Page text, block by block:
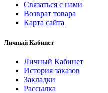
Связаться с нами
Возврат товара
Карта сайта
Личный Кабинет
Личный Кабинет
История заказов
Закладки
Рассылка